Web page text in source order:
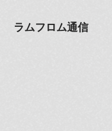
ラムフロム通信